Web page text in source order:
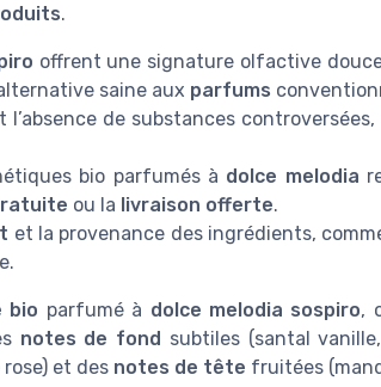
.
offrent une signature olfactive
saine aux parfums
de substances
bio parfumés à dolce melodia
ou la livraison offerte.
et la provenance des ingrédients,
bio parfumé à dolce melodia sospiro,
notes de fond subtiles (santal
et des notes de tête fruitées